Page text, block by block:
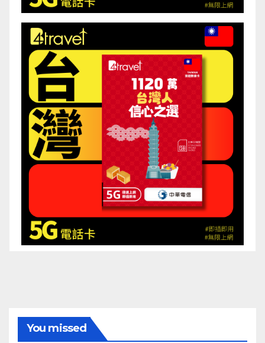
You missed